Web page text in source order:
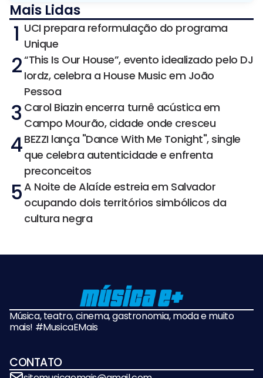
Mais Lidas
1 UCI prepara reformulação do programa
Unique
2“This Is Our House”, evento idealizado pelo DJ
Iordz, celebra a House Music em João
Pessoa
3 Carol Biazin encerra turnê acústica em
Campo Mourão, cidade onde cresceu
4BEZZI lança "Dance With Me Tonight", single
que celebra autenticidade e enfrenta
preconceitos
5A Noite de Alaíde estreia em Salvador
ocupando dois territórios simbólicos da
cultura negra
Música, teatro, cinema, gastronomia, moda e muito
mais! #MusicaEMais
CONTATO